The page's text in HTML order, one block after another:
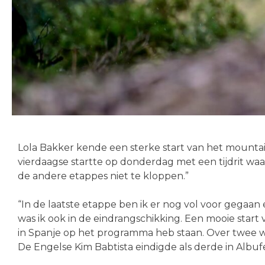
Lola Bakker kende een sterke start van het
vierdaagse startte op donderdag met een tijdrit
de andere etappes niet te kloppen.”
“In de laatste etappe ben ik er nog vol voor
was ik ook in de eindrangschikking. Een mooie
in Spanje op het programma heb staan. Over twee
De Engelse Kim Babtista eindigde als derde in